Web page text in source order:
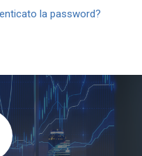
la password?